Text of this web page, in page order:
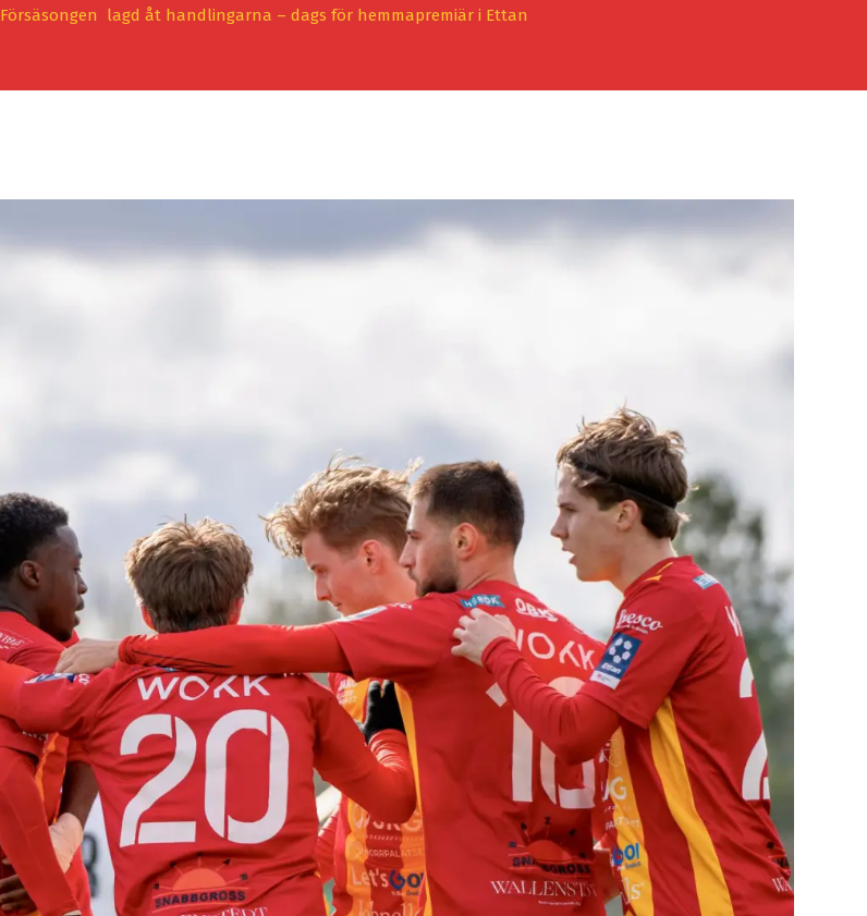
Försäsongen lagd åt handlingarna – dags för hemmapremiär i Ettan